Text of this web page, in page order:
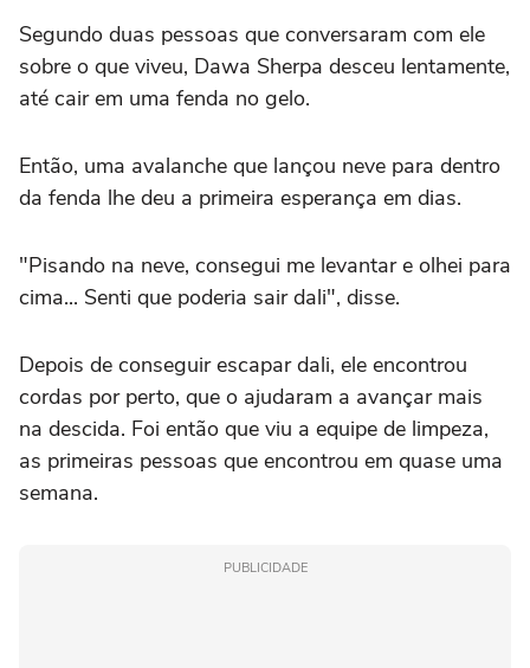
Segundo duas pessoas que conversaram com ele
sobre o que viveu, Dawa Sherpa desceu lentamente,
até cair em uma fenda no gelo.
Então, uma avalanche que lançou neve para dentro
da fenda lhe deu a primeira esperança em dias.
"Pisando na neve, consegui me levantar e olhei para
cima... Senti que poderia sair dali", disse.
Depois de conseguir escapar dali, ele encontrou
cordas por perto, que o ajudaram a avançar mais
na descida. Foi então que viu a equipe de limpeza,
as primeiras pessoas que encontrou em quase uma
semana.
PUBLICIDADE